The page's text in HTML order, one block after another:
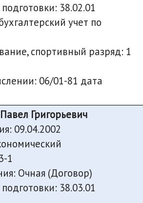
38.02.01
учет по
спортивный разряд: 1
06/01-81 дата
Григорьевич
09.04.2002
1
Очная (Договор)
38.03.01